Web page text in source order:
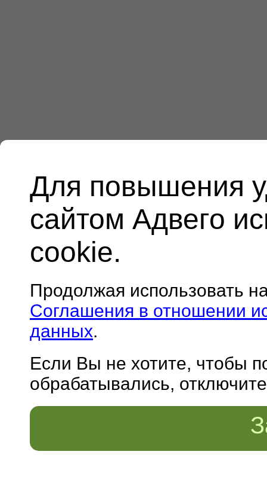
Для повышения
сайтом Адвего
cookie.
Продолжая использовать
Соглашения в отношении
данных.
Если Вы не хотите, чтобы
обрабатывались,